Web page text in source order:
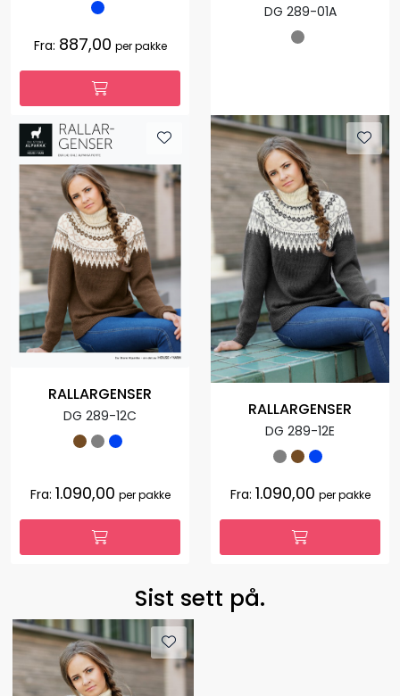
Fra: 887,00 per pakke
DG 289-01A
RALLARGENSER
DG 289-12C
Fra: 1.090,00 per pakke
RALLARGENSER
DG 289-12E
Fra: 1.090,00 per pakke
Sist sett på.